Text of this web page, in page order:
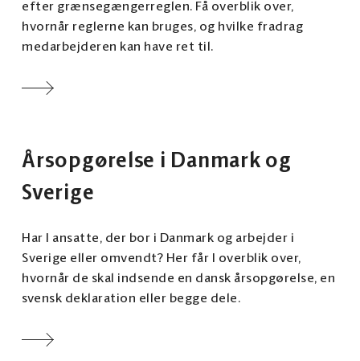
efter grænsegængerreglen. Få overblik over,
hvornår reglerne kan bruges, og hvilke fradrag
medarbejderen kan have ret til.
Årsopgørelse i Danmark og
Sverige
Har I ansatte, der bor i Danmark og arbejder i
Sverige eller omvendt? Her får I overblik over,
hvornår de skal indsende en dansk årsopgørelse, en
svensk deklaration eller begge dele.